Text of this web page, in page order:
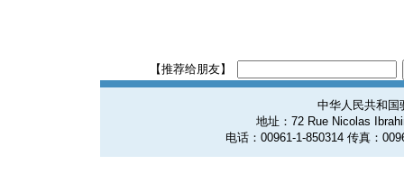
【推荐给朋友】
中华人民共和国
地址：72 Rue Nicolas
电话：00961-1-850314 传真：